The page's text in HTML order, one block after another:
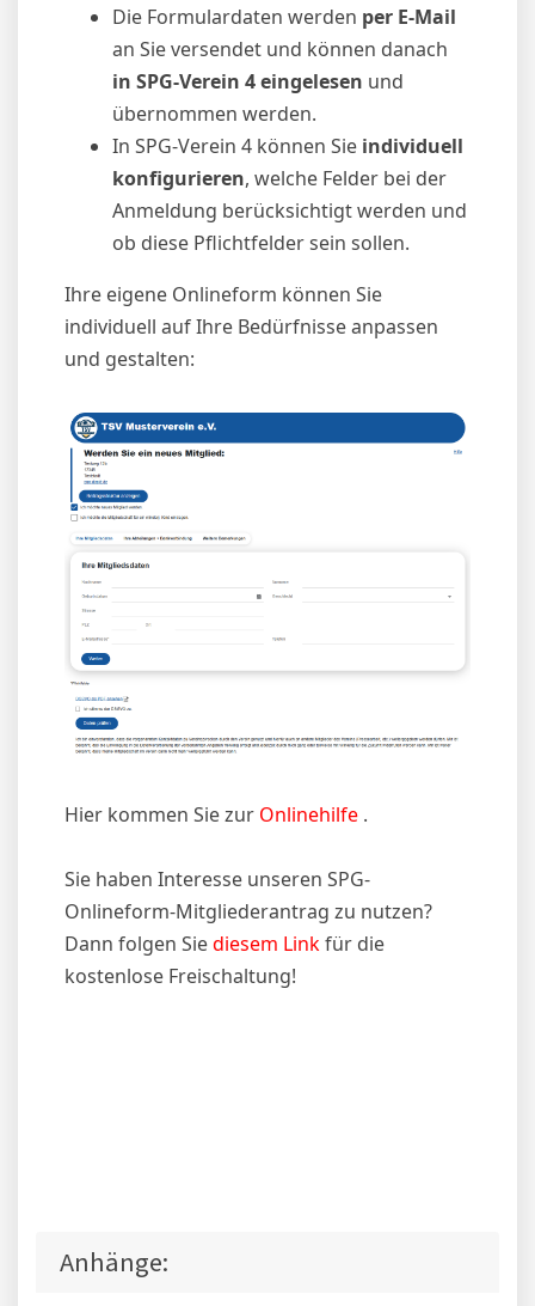
Die Formulardaten werden per E-Mail
an Sie versendet und können danach
in SPG-Verein 4 eingelesen und
übernommen werden.
In SPG-Verein 4 können Sie individuell
konfigurieren, welche Felder bei der
Anmeldung berücksichtigt werden und
ob diese Pflichtfelder sein sollen.
Ihre eigene Onlineform können Sie
individuell auf Ihre Bedürfnisse anpassen
und gestalten:
Hier kommen Sie zur Onlinehilfe .
Sie haben Interesse unseren SPG-
Onlineform-Mitgliederantrag zu nutzen?
Dann folgen Siediesem Linkfür die
kostenlose Freischaltung!
Anhänge: